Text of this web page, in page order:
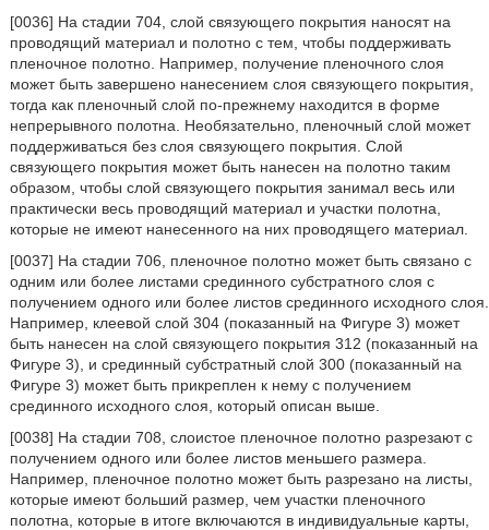
[0036] На стадии 704, слой связующего покрытия наносят на
проводящий материал и полотно с тем, чтобы поддерживать
пленочное полотно. Например, получение пленочного слоя
может быть завершено нанесением слоя связующего покрытия,
тогда как пленочный слой по-прежнему находится в форме
непрерывного полотна. Необязательно, пленочный слой может
поддерживаться без слоя связующего покрытия. Слой
связующего покрытия может быть нанесен на полотно таким
образом, чтобы слой связующего покрытия занимал весь или
практически весь проводящий материал и участки полотна,
которые не имеют нанесенного на них проводящего материал.
[0037] На стадии 706, пленочное полотно может быть связано с
одним или более листами срединного субстратного слоя с
получением одного или более листов срединного исходного слоя.
Например, клеевой слой 304 (показанный на Фигуре 3) может
быть нанесен на слой связующего покрытия 312 (показанный на
Фигуре 3), и срединный субстратный слой 300 (показанный на
Фигуре 3) может быть прикреплен к нему с получением
срединного исходного слоя, который описан выше.
[0038] На стадии 708, слоистое пленочное полотно разрезают с
получением одного или более листов меньшего размера.
Например, пленочное полотно может быть разрезано на листы,
которые имеют больший размер, чем участки пленочного
полотна, которые в итоге включаются в индивидуальные карты,